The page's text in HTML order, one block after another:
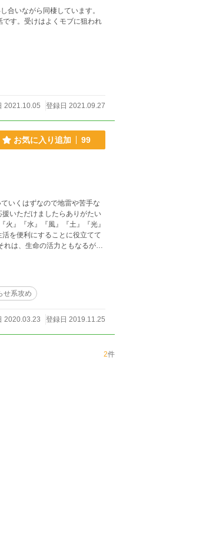
合いながら同棲しています。
す。受けはよくモブに狙われ
2021.10.05 登録日 2021.09.27
お気に入り追加 99
いくはずなので地雷や苦手な
いただけましたらありがたい
を便利にすることに役立てて
れは、生命の活力ともなるが毒
色の美しい光のときは恩恵と
。 王族は、代々光の祝福を受
福
であるハルトヴィーツは『聖
を旅することとなった。
せ系攻め
2020.03.23 登録日 2019.11.25
2件